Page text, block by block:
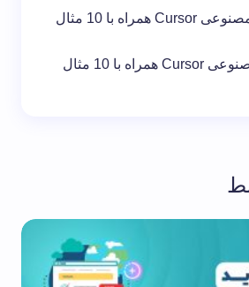
هوش مصنوعی Cursor همراه با 10 مثال
هوش مصنوعی Cursor همراه با 10 مثال